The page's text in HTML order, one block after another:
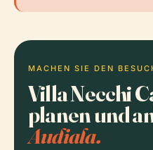
MACHEN SIE DEN
Villa Necchi
planen und
Audiala.